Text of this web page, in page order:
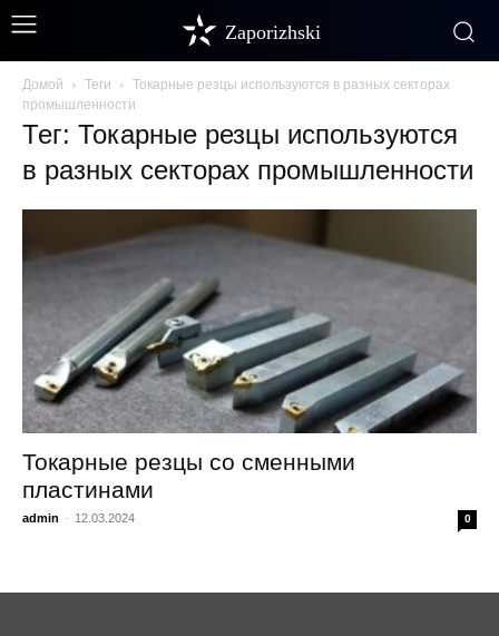
Zaporizhski
Домой Теги
Токарные резцы используются в разных секторах
промышленности
Тег: Токарные резцы используются
в разных секторах промышленности
Токарные резцы со сменными
пластинами
admin - 12.03.2024 0